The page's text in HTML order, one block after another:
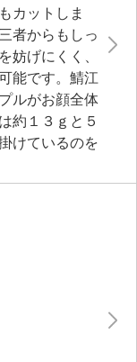
カットしま
者からもしっ
妨げにくく、
能です。鯖江
ルがお顔全体
約１３ｇと５
けているのを